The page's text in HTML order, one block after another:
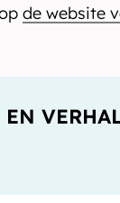
de website